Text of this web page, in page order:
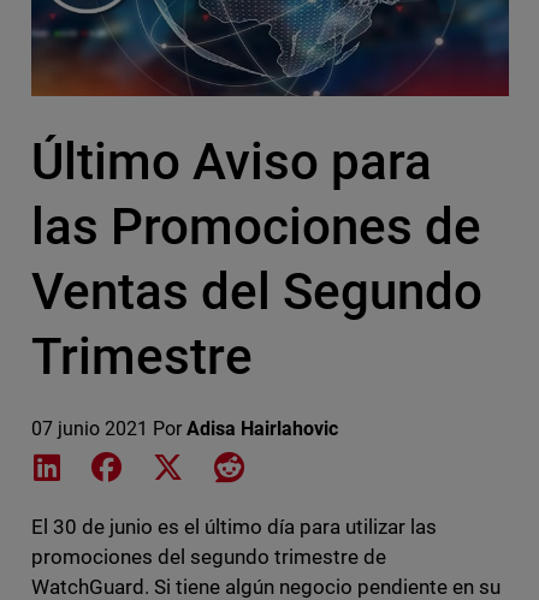
Último Aviso para
las Promociones de
Ventas del Segundo
Trimestre
07 junio 2021 Por Adisa Hairlahovic
Share on LinkedIn
Share on Facebook
Share on XShare on Reddit
El 30 de junio es el último día para utilizar las
promociones del segundo trimestre de
WatchGuard. Si tiene algún negocio pendiente en su